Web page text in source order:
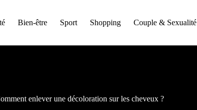
Bien-être Sport Shopping Couple & Sexualité
enlever une décoloration sur les cheveux ?